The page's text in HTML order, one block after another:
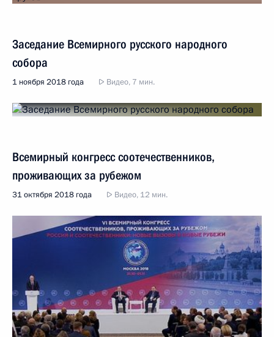
Заседание Всемирного русского народного
собора
1 ноября 2018 года Видео, 7 мин.
Всемирный конгресс соотечественников,
проживающих за рубежом
31 октября 2018 года Видео, 12 мин.